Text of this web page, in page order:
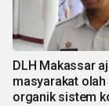
DLH Makassar
masyarakat olah
organik sistem